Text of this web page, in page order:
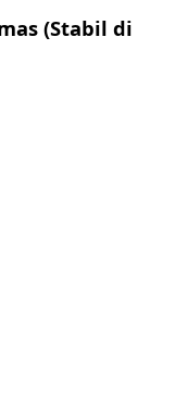
(Stabil di